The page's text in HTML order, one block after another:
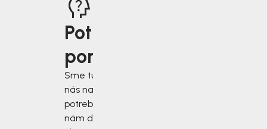
Potrebujete
poradiť?
Sme tu pre vás, keď
nás najviac
potrebujete. Napíšte
nám do chatového